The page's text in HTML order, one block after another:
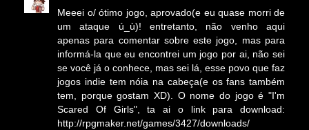
Meeei o/ ótimo jogo, aprovado(e eu quase morri de
um ataque ú_ù)! entretanto, não venho aqui
apenas para comentar sobre este jogo, mas para
informá-la que eu encontrei um jogo por ai, não sei
se você já o conhece, mas sei lá, esse povo que faz
jogos indie tem nóia na cabeça(e os fans também
tem, porque gostam XD). O nome do jogo é "I'm
Scared Of Girls", ta ai o link para download:
http://rpgmaker.net/games/3427/downloads/